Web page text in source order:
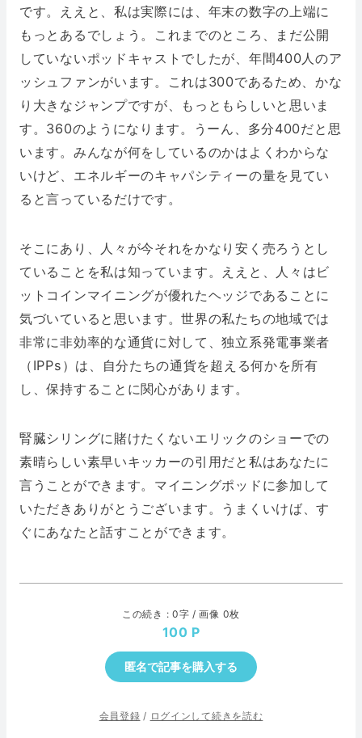
です。ええと、私は実際には、年末の数字の上端に
もっとあるでしょう。これまでのところ、まだ公開
していないポッドキャストでしたが、年間400人のア
ッシュファンがいます。これは300であるため、かな
り大きなジャンプですが、もっともらしいと思いま
す。360のようになります。うーん、多分400だと思
います。みんなが何をしているのかはよくわからな
いけど、エネルギーのキャパシティーの量を見てい
ると言っているだけです。
そこにあり、人々が今それをかなり安く売ろうとし
ていることを私は知っています。ええと、人々はビ
ットコインマイニングが優れたヘッジであることに
気づいていると思います。世界の私たちの地域では
非常に非効率的な通貨に対して、独立系発電事業者
（IPPs）は、自分たちの通貨を超える何かを所有
し、保持することに関心があります。
腎臓シリングに賭けたくないエリックのショーでの
素晴らしい素早いキッカーの引用だと私はあなたに
言うことができます。マイニングポッドに参加して
いただきありがとうございます。うまくいけば、す
ぐにあなたと話すことができます。
この続き : 0字 / 画像 0枚
100
匿名で記事を購入する
会員登録 / ログインして続きを読む